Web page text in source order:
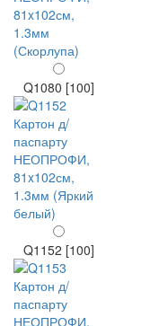
Q1080 [100]
Q1152 [100]